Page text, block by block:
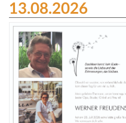
13.08.2026